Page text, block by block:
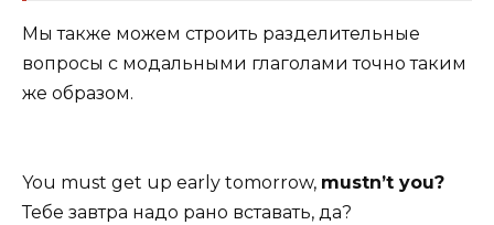
Мы также можем строить разделительные
вопросы с модальными глаголами точно таким
же образом.
You must get up early tomorrow, mustn’t you?
Тебе завтра надо рано вставать, да?